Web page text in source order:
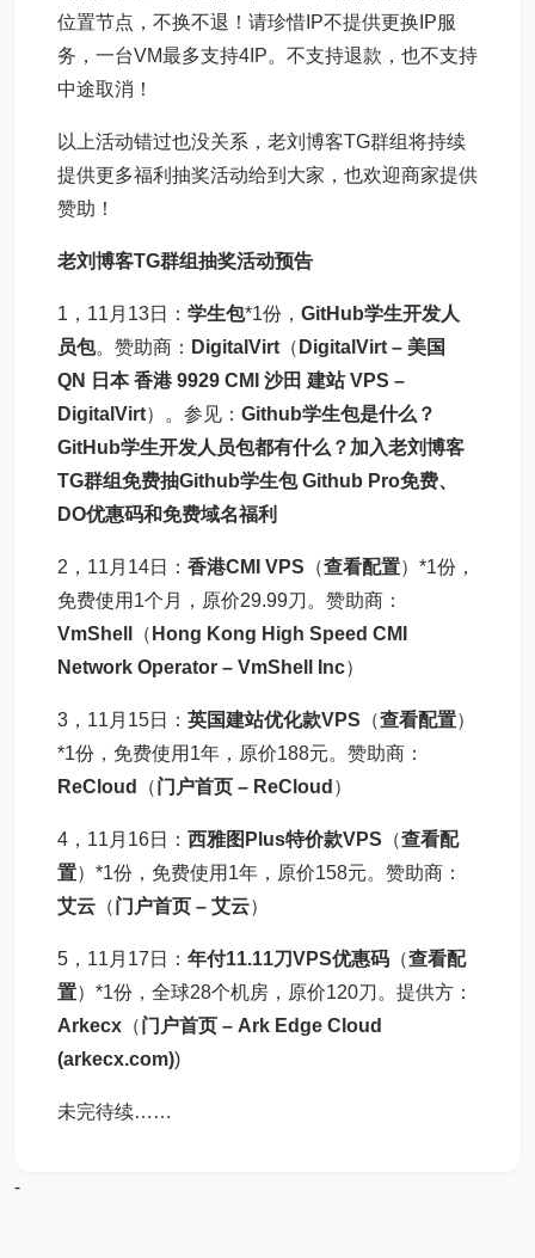
位置节点，不换不退！请珍惜IP不提供更换IP服
务，一台VM最多支持4IP。不支持退款，也不支持
中途取消！
以上活动错过也没关系，老刘博客TG群组将持续
提供更多福利抽奖活动给到大家，也欢迎商家提供
赞助！
老刘博客TG群组抽奖活动预告
1，11月13日： 学生包*1份， GitHub学生开发人
员包。赞助商： DigitalVirt （ DigitalVirt – 美国
QN 日本 香港 9929 CMI 沙田 建站 VPS –
DigitalVirt）。参见： Github学生包是什么？
GitHub学生开发人员包都有什么？加入老刘博客
TG群组免费抽Github学生包 Github Pro免费、
DO优惠码和免费域名福利
2，11月14日： 香港CMI VPS （查看配置）*1份，
免费使用1个月，原价29.99刀。赞助商：
VmShell
（ Hong Kong High Speed CMI
Network Operator – VmShell Inc）
3，11月15日： 英国建站优化款VPS （查看配置）
*1份，免费使用1年，原价188元。赞助商：
ReCloud
（门户首页 – ReCloud ）
4，11月16日： 西雅图Plus特价款VPS （查看配
置）*1份，免费使用1年，原价158元。赞助商：
艾云 （门户首页 – 艾云）
5，11月17日： 年付11.11刀VPS优惠码 （查看配
置）*1份，全球28个机房，原价120刀。提供方：
Arkecx （门户首页 – Ark Edge Cloud
(arkecx.com))
未完待续……
-